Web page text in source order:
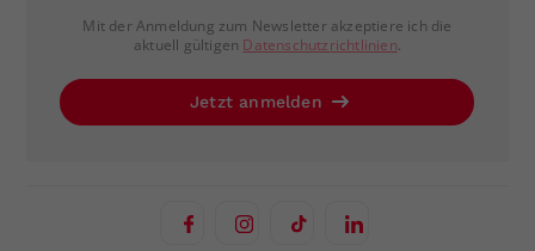
Mit der Anmeldung zum Newsletter akzeptiere ich die
aktuell gültigen Datenschutzrichtlinien.
Jetzt anmelden